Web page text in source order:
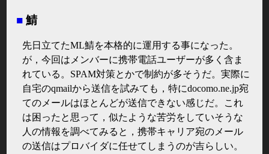
■ 鯖
先日立てたML鯖を本格的に運用する事になった。
が，今回はメンバーに携帯電話ユーザーが多く含ま
れている。SPAM対策とかで制約が多そうだ。実際に
自宅のqmailから送信を試みても，特にdocomo.ne.jp宛
てのメールはほとんどが送信できない感じだ。これ
は困ったと思って，似たような苦労をしていそうな
人の情報を調べてみると，携帯キャリア宛のメール
の送信はプロバイダに任せてしまうのが吉らしい。